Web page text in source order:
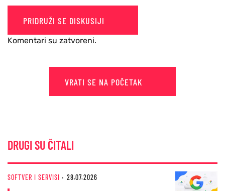
PRIDRUŽI SE DISKUSIJI
Komentari su zatvoreni.
VRATI SE NA POČETAK
DRUGI SU ČITALI
SOFTVER I SERVISI 28.07.2026